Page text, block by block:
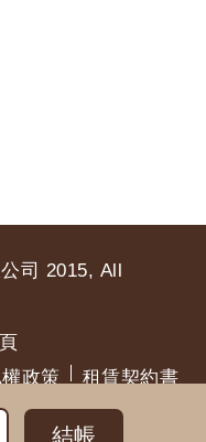
結帳
司 2015, All
政策 租賃契約書